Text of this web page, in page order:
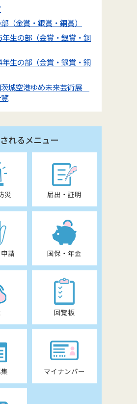
（金賞・銀賞・銅賞）
生の部（金賞・銀賞・銅
生の部（金賞・銀賞・銅
城空港ゆめ未来芸術展
れるメニュー
災 届出・証明
請 国保・年金
回覧板
マイナンバー